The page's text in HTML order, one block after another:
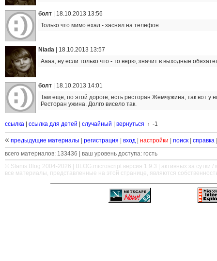
болт
18.10.2013 13:56
Только что мимо ехал - заснял на телефон
Niada
18.10.2013 13:57
Аааа, ну если только что - то верю, значит в выходные
болт
18.10.2013 14:01
Там еще, по этой дороге, есть ресторан Жемчужина, так вот у
Ресторан ужина. Долго висело так.
ссылка ссылка для детей случайный вернуться ↑ -1
« предыдущие материалы регистрация вход настройки поиск справка
всего материалов: 133436 | ваш уровень доступа: гость
© Stanis.Blog 2004-2026 |
BLOG.microscript версия 1.9.3 | активных за сутки /
все материалы, представленные на этой странице, являются
—————————————————————